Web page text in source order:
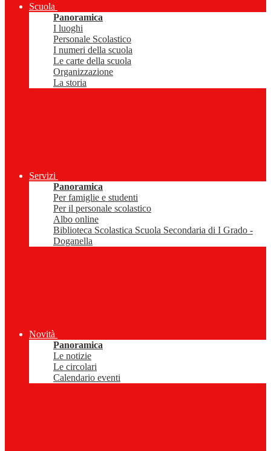
Scuola
Panoramica
I luoghi
Personale Scolastico
I numeri della scuola
Le carte della scuola
Organizzazione
La storia
Servizi
Panoramica
Per famiglie e studenti
Per il personale scolastico
Albo online
Biblioteca Scolastica Scuola Secondaria di I Grado -
Doganella
Novità
Panoramica
Le notizie
Le circolari
Calendario eventi